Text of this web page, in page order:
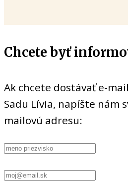
Chcete byť
Ak chcete dostávať e-
Sadu Lívia, napíšte nám
mailovú adresu: